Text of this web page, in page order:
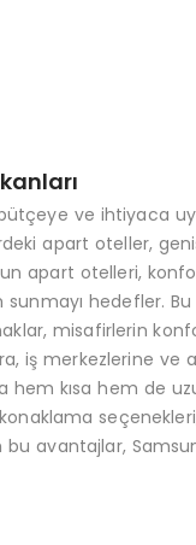
ve ihtiyaca
apart oteller,
apart otelleri,
hedefler.
misafirlerin
iş merkezlerine ve
kısa hem de
konaklama
avantajlar,